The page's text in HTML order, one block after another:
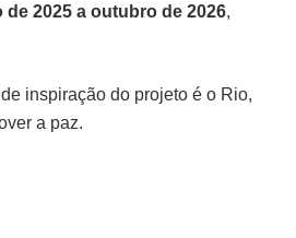
de 2025 a outubro de 2026,
inspiração do projeto é o Rio,
a paz.